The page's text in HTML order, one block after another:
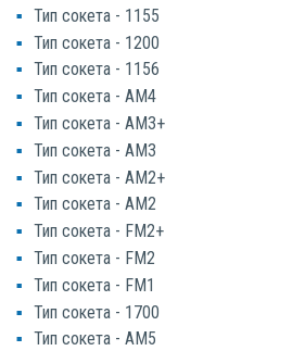
Тип сокета - 1155
Тип сокета - 1200
Тип сокета - 1156
Тип сокета - AM4
Тип сокета - AM3+
Тип сокета - AM3
Тип сокета - AM2+
Тип сокета - AM2
Тип сокета - FM2+
Тип сокета - FM2
Тип сокета - FM1
Тип сокета - 1700
Тип сокета - AM5